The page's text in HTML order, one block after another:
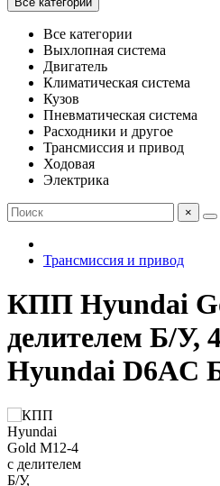
Все категории
Выхлопная система
Двигатель
Климатическая система
Кузов
Пневматическая система
Расходники и другое
Трансмиссия и привод
Ходовая
Электрика
×
Трансмиссия и привод
КПП Hyundai
делителем Б/У,
Hyundai D6AC